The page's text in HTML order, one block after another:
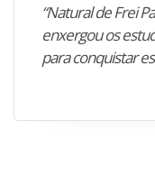
“Natural de Frei
enxergou os
para conquistar